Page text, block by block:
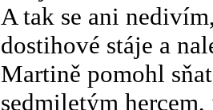
A tak se ani
dostihové stáje a
Martině pomohl
sedmiletým